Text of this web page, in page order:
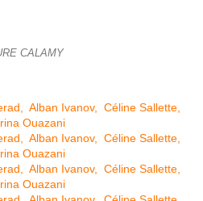
CALAMY